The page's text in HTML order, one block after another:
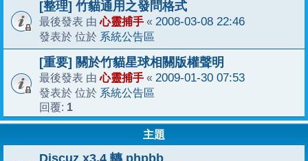
[整理] 竹貓通用之發問格式
最後發表 由心靈捕手 « 2008-03-08 22:46
發表於 位於 系統公告區
[重要] 關於竹貓星球相關版權聲明
最後發表 由心靈捕手 « 2009-01-30 07:53
發表於 位於 系統公告區
回覆: 1
主題